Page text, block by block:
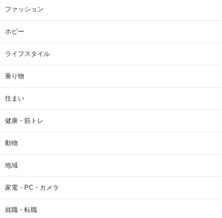
ファッション
ホビー
ライフスタイル
乗り物
住まい
健康・筋トレ
動物
地域
家電・PC・カメラ
就職・転職